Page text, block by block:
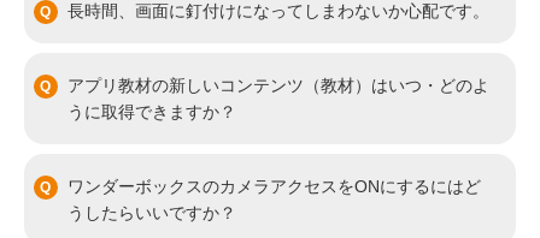
長時間、画面に釘付けになってしまわないか心配です。
アプリ教材の新しいコンテンツ（教材）はいつ・どのよ
うに取得できますか？
ワンダーボックスのカメラアクセスをONにするにはど
うしたらいいですか？